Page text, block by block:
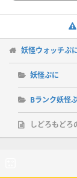
妖怪ウォッチぷ
妖怪ぷに
Bランク妖怪
しどろもどろ